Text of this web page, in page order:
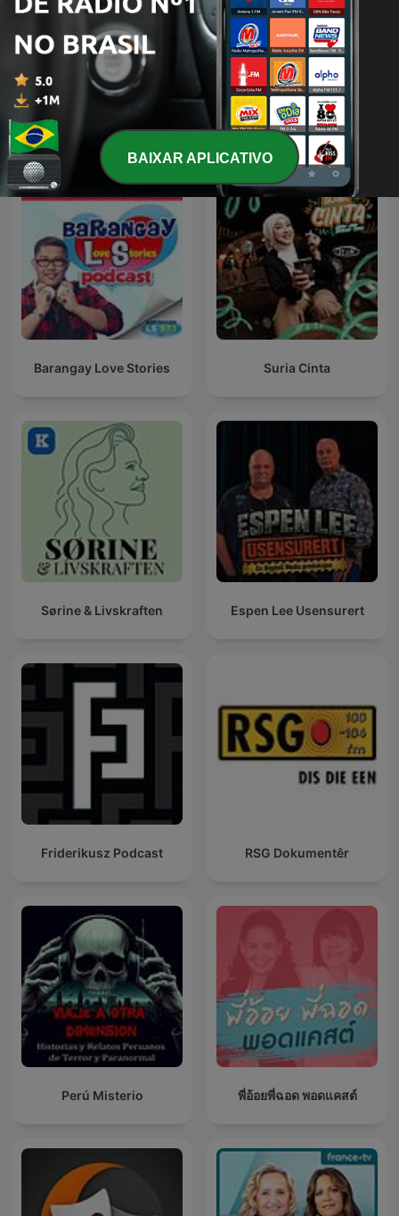
Parlons-nous
Chiedilo alla Storia -
Intesa Sanpaolo On Air
Podcasts internacionais de Sociedade e
cultura
Barangay Love Stories Suria Cinta
Sørine & Livskraften Espen Lee Usensurert
Friderikusz Podcast RSG Dokumentêr
Perú Misterio พี่อ้อยพี่ฉอด พอดแคสต์
BAIXAR APLICATIVO